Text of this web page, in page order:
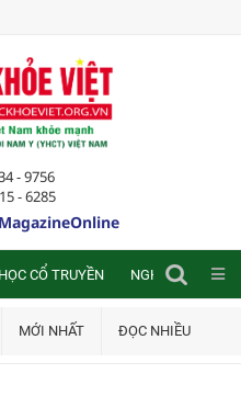
- 9756
- 6285
CỔ TRUYỀN NGHIÊN CỨU
MỚI NHẤT ĐỌC NHIỀU